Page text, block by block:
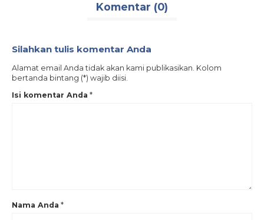
Komentar (0)
Silahkan tulis komentar Anda
Alamat email Anda tidak akan kami publikasikan. Kolom
bertanda bintang (*) wajib diisi.
Isi komentar Anda *
Nama Anda *